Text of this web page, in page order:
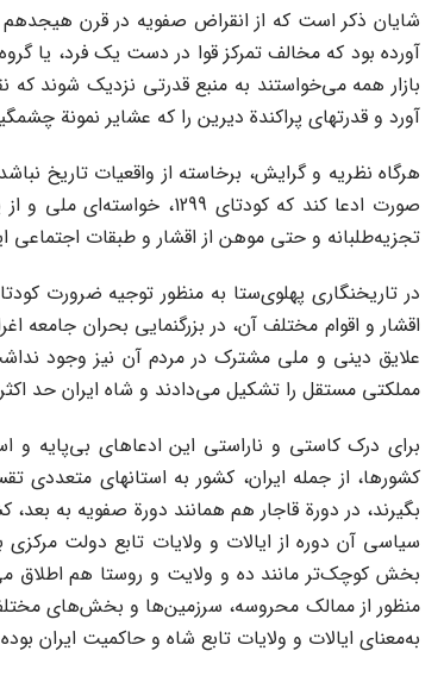
شایان ذکر است که از انقراض صفویه در قرن
آورده بود که مخالف تمرکز قوا در دست یک فرد، یا
بازار همه می‌خواستند به منبع قدرتی نزدیک شوند
آورد و قدرتهای پراکندة دیرین را که عشایر نمونة
هرگاه نظریه و گرایش، برخاسته از واقعیات تاریخ
صورت ادعا کند که
تجزیه‌طلبانه و حتی موهن از اقشار و طبقات اجتماعی
در تاریخنگاری پهلوی‌ستا به منظور توجیه ضرورت
اقشار و اقوام مختلف آن، در بزرگنمایی بحران
علایق دینی و ملی مشترک در مردم آن نیز وجود
مملکتی مستقل را تشکیل می‌دادند و شاه ایران حد
برای درک کاستی و ناراستی این ادعاهای بی‌پایه و
کشورها، از جمله ایران، کشور به استانهای
بگیرند، در دورة قاجار هم همانند دورة صفویه به
سیاسی آن دوره از ایالات و ولایات تابع دولت
بخش کوچک‌تر مانند ده و ولایت و روستا هم اطلاق
منظور از ممالک محروسه، سرزمین‌ها و بخش‌های
به‌معنای ایالات و ولایات تابع شاه و حاکمیت ایران